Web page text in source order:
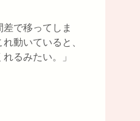
で移ってしま
動いていると、
るみたい。」